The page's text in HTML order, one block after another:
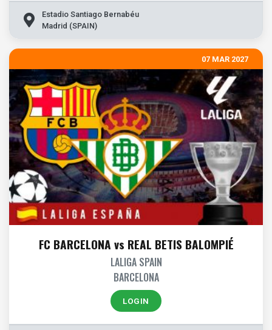
Estadio Santiago Bernabéu
Madrid (SPAIN)
07 MAR 2027
FC BARCELONA vs REAL BETIS BALOMPIÉ
LALIGA SPAIN
BARCELONA
LOGIN